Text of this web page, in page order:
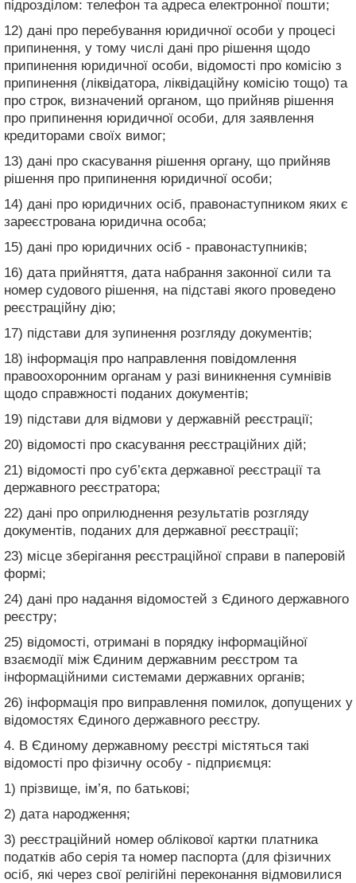
підрозділом: телефон та адреса електронної пошти;
12) дані про перебування юридичної особи у процесі
припинення, у тому числі дані про рішення щодо
припинення юридичної особи, відомості про комісію з
припинення (ліквідатора, ліквідаційну комісію тощо) та
про строк, визначений органом, що прийняв рішення
про припинення юридичної особи, для заявлення
кредиторами своїх вимог;
13) дані про скасування рішення органу, що прийняв
рішення про припинення юридичної особи;
14) дані про юридичних осіб, правонаступником яких є
зареєстрована юридична особа;
15) дані про юридичних осіб - правонаступників;
16) дата прийняття, дата набрання законної сили та
номер судового рішення, на підставі якого проведено
реєстраційну дію;
17) підстави для зупинення розгляду документів;
18) інформація про направлення повідомлення
правоохоронним органам у разі виникнення сумнівів
щодо справжності поданих документів;
19) підстави для відмови у державній реєстрації;
20) відомості про скасування реєстраційних дій;
21) відомості про суб’єкта державної реєстрації та
державного реєстратора;
22) дані про оприлюднення результатів розгляду
документів, поданих для державної реєстрації;
23) місце зберігання реєстраційної справи в паперовій
формі;
24) дані про надання відомостей з Єдиного державного
реєстру;
25) відомості, отримані в порядку інформаційної
взаємодії між Єдиним державним реєстром та
інформаційними системами державних органів;
26) інформація про виправлення помилок, допущених у
відомостях Єдиного державного реєстру.
4. В Єдиному державному реєстрі містяться такі
відомості про фізичну особу - підприємця:
1) прізвище, ім’я, по батькові;
2) дата народження;
3) реєстраційний номер облікової картки платника
податків або серія та номер паспорта (для фізичних
осіб, які через свої релігійні переконання відмовилися